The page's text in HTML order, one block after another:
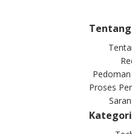
Proses